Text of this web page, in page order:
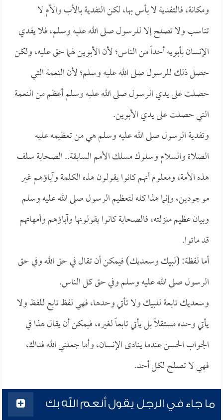
ومكانة، فالتفدية لا بأس بها، لكن التفدية بالأب والأم لا
تناسب ولا تصلح إلا للرسول صلى الله عليه وسلم، فلا يفدي
الإنسان بأبويه أحداً من الناس؛ لأن الأبوين لهما حق عليه، ولكن
حصل ذلك للرسول صلى الله عليه وسلم؛ لأن النعمة التي
حصلت على يدي الرسول صلى الله عليه وسلم أعظم من النعمة
التي حصلت على يدي الأبوين.
وتفدية الرسول صلى الله عليه وسلم هي من تعظيمه عليه
الصلاة والسلام وسلوك مسلك الأمم السابقة.. الصحابة سلف
هذه الأمة، ومعلوم أنهم كانوا يقولون هذه الكلمة وآباؤهم غير
موجودين، وإنما هذا كله لتعظيم الرسول صلى الله عليه وسلم
وبيان عظيم منزلته، فالصحابة كانوا يقولونها وآباؤهم وأمهاتهم
قد ماتوا.
أما لفظة: (لبيك وسعديك) فيمكن أن تقال في حق الله وفي حق
الرسول صلى الله عليه وسلم وفي حق كل الناس.
وسعديك تابعة للبيك ولا تأتي وحدها، فهي لفظ تابع للفظ ولا
يأتي وحده مستقلاً بل يأتي تابعاً لغيره، فيمكن أن يقال هذا في
الجواب الحسن عندما ينادى الإنسان، وأما جعلني الله فداك،
فهي لا تصلح لكل أحد.
ما جاء في الرجل يقول أنعم الله بك